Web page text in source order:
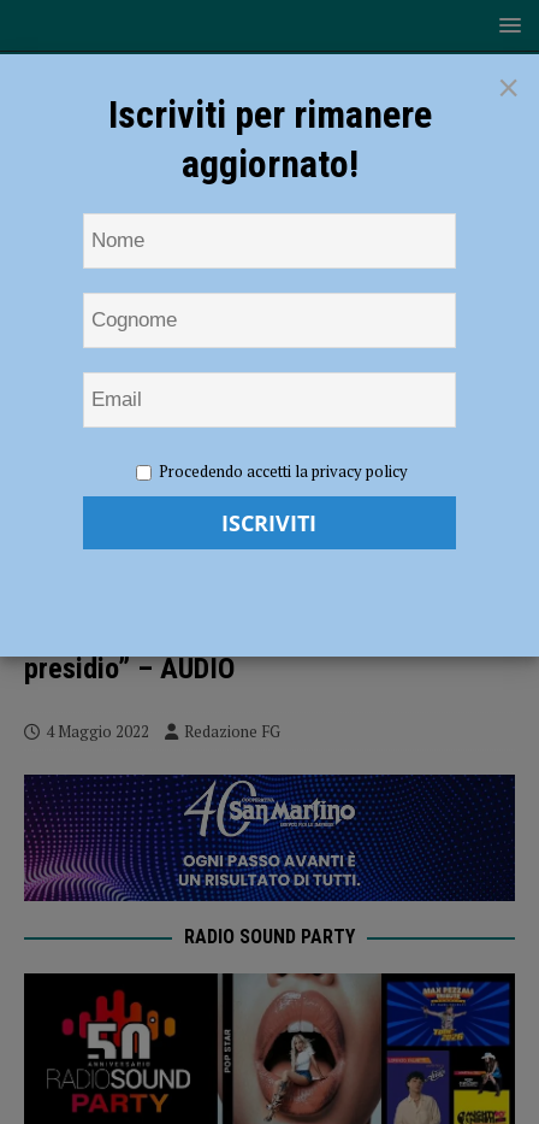
Castel San Giovanni, Fontana: “Sfuma la riapertura H24, ma c’è il via
libera al progetto del nuovo presidio” – AUDIO
Pronto soccorso di Castel San Giovanni,
presidio” – AUDIO
4 Maggio 2022 Redazione FG
RADIO SOUND PARTY
×
Iscriviti per rimanere
aggiornato!
Procedendo accetti la privacy policy